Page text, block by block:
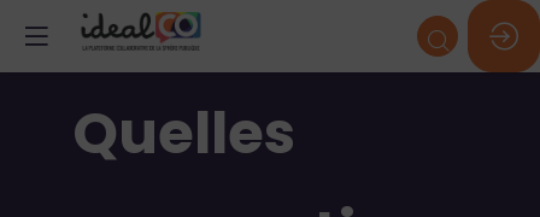
Quelles